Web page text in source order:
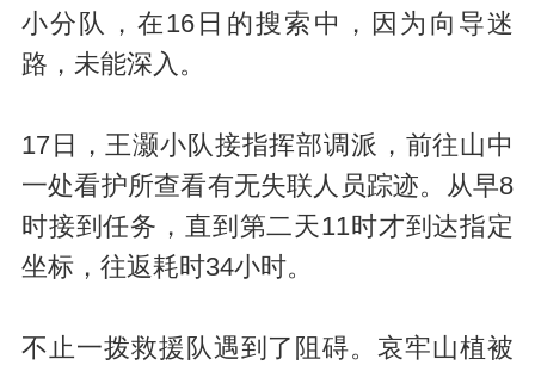
小分队，在16日的搜索中，因为向导迷
路，未能深入。
17日，王灏小队接指挥部调派，前往山中
一处看护所查看有无失联人员踪迹。从早8
时接到任务，直到第二天11时才到达指定
坐标，往返耗时34小时。
不止一拨救援队遇到了阻碍。哀牢山植被